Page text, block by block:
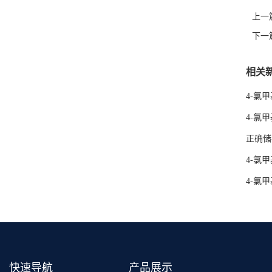
上
下
相关
4-氯
4-氯
正确
4-氯
4-氯
快速导航 产品展示